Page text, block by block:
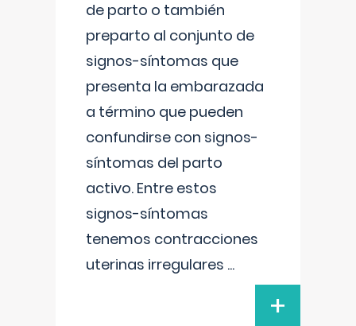
de parto o también
preparto al conjunto de
signos-síntomas que
presenta la embarazada
a término que pueden
confundirse con signos-
síntomas del parto
activo. Entre estos
signos-síntomas
tenemos contracciones
uterinas irregulares ...
+